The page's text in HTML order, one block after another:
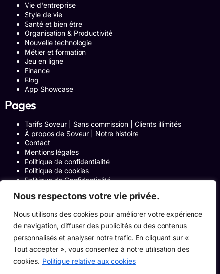
Nous respectons votre vie privée.
Nous utilisons des cookies pour améliorer votre expérience
de navigation, diffuser des publicités ou des contenus
personnalisés et analyser notre trafic. En cliquant sur «
Tout accepter », vous consentez à notre utilisation des
cookies. Politique relative aux cookies
Vie d'entreprise
Style de vie
Santé et bien être
Organisation & Productivité
Nouvelle technologie
Métier et formation
Jeu en ligne
Finance
Blog
App Showcase
Pages
Tarifs Soveur | Sans commission | Clients illimités
À propos de Soveur | Notre histoire
Contact
Mentions légales
Politique de confidentialité
Politique de cookies
Politique de Confidentialité
Blog
Programme Affiliation
Conditions générales d’utilisation
ACCUEIL
Onglets Zone Affilié
Le Blog
Devenir pro